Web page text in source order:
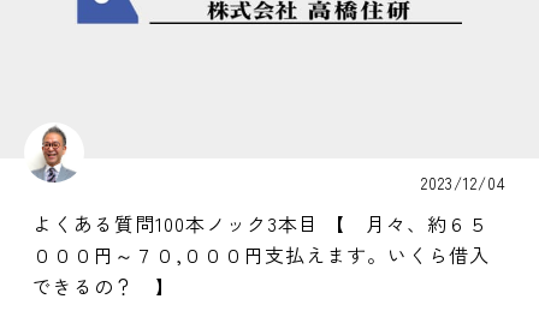
2023/12/04
よくある質問100本ノック3本目 【 月々、約６５
０００円～７０,０００円支払えます。いくら借入
できるの？ 】